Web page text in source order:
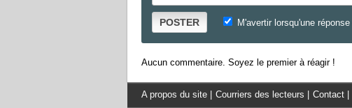
POSTER M'avertir lorsqu'une
Aucun commentaire. Soyez le premier à réagir !
A propos du site | Courriers des lecteurs | Contact |